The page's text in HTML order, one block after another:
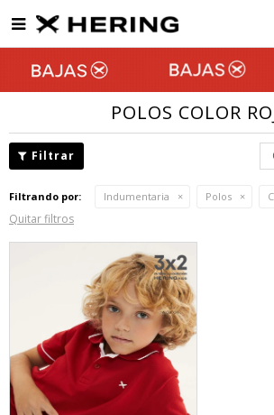

POLOS COLOR
Filtrando por: Indumentaria Polos
Quitar filtros